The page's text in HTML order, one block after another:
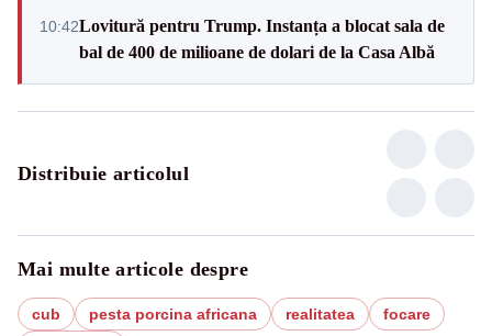
10:42Lovitură pentru Trump. Instanța a blocat sala de
bal de 400 de milioane de dolari de la Casa Albă
Distribuie articolul
Mai multe articole despre
cub pesta porcina africana realitatea
focare